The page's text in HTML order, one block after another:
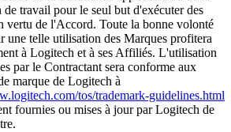
de travail pour le seul but d'exécuter des
vertu de l'Accord. Toute la bonne volonté
une telle utilisation des Marques profitera
à Logitech et à ses Affiliés. L'utilisation
par le Contractant sera conforme aux
marque de Logitech à
tos/trademark-guidelines.html
fournies ou mises à jour par Logitech de